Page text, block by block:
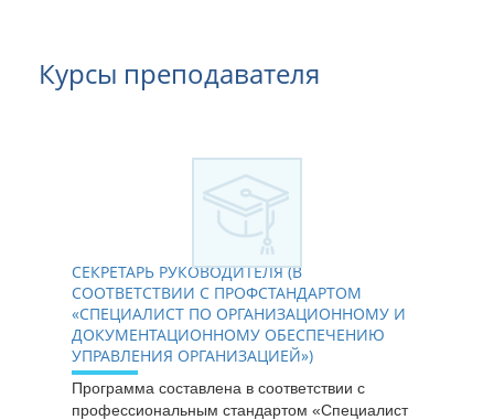
Курсы преподавателя
СЕКРЕТАРЬ РУКОВОДИТЕЛЯ (В
СООТВЕТСТВИИ С ПРОФСТАНДАРТОМ
«СПЕЦИАЛИСТ ПО ОРГАНИЗАЦИОННОМУ И
ДОКУМЕНТАЦИОННОМУ ОБЕСПЕЧЕНИЮ
УПРАВЛЕНИЯ ОРГАНИЗАЦИЕЙ»)
Программа составлена в соответствии с
профессиональным стандартом «Специалист